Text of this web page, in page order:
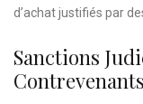
d’achat justifiés par
Sanctions
Contrevenants